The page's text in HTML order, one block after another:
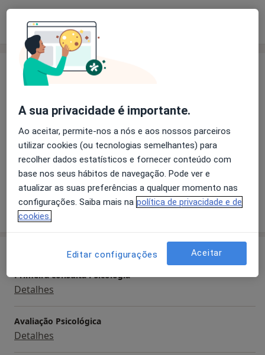
Experiência Preços
Experiência
Principais doenças tratadas
Agorafobia
Transtorno Da Falta De Atenção Com Hiperatividade
Anorexia Nervosa
Transtorno Obsessivo-Compulsivo
Bulimia Nervosa
+6a11y_sr_more_diseases
Mostrar mais detalhes
Serviços e preços
Primeira consulta Psicologia
Detalhes
Avaliação Psicológica
Detalhes
A sua privacidade é importante.
Ao aceitar, permite-nos a nós e aos nossos parceiros
utilizar cookies (ou tecnologias semelhantes) para
recolher dados estatísticos e fornecer conteúdo com
base nos seus hábitos de navegação. Pode ver e
atualizar as suas preferências a qualquer momento nas
configurações. Saiba mais na política de privacidade e de
cookies.
Editar configurações Aceitar